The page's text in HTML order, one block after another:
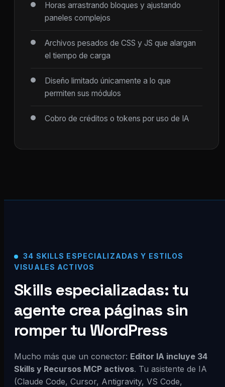
Horas arrastrando bloques y ajustando
paneles complejos
Archivos pesados de CSS y JS que alargan
el tiempo de carga
Diseño limitado únicamente a lo que
permiten sus módulos
Cobro de créditos o tokens por uso de IA
34 SKILLS ESPECIALIZADAS Y ESTILOS
VISUALES ACTIVOS
Skills especializadas: tu
agente crea páginas sin
romper tu WordPress
Mucho más que un conector: Editor IA incluye 34
Skills y Recursos MCP activos. Tu asistente de IA
(Claude Code, Cursor, Antigravity, VS Code,